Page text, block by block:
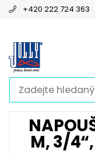
+420 222 724 363
M, 3/4“,